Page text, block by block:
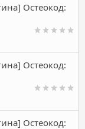
Остеокод:
Остеокод:
Остеокод: